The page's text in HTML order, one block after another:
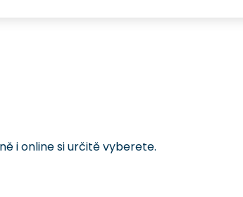
i online si určitě vyberete.